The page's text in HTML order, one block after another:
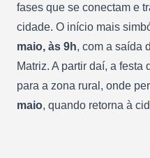
fases que se conectam e
cidade. O início mais
maio, às 9h, com a saída
Matriz. A partir daí, a
para a zona rural, onde
maio, quando retorna à